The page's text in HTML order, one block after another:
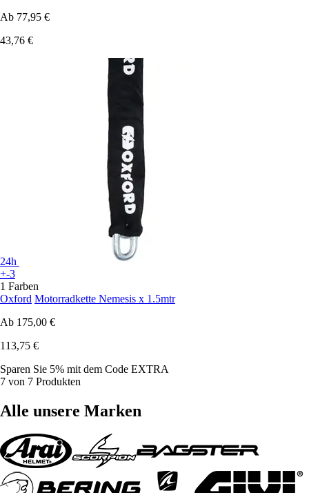
Ab 77,95 €
43,76 €
24h
+-3
1 Farben
Oxford Motorradkette Nemesis x 1.5mtr
Ab 175,00 €
113,75 €
Sparen Sie 5% mit dem Code EXTRA
7 von 7 Produkten
Alle unsere Marken